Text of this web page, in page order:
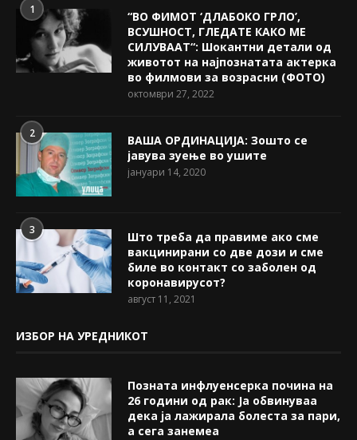
1
“ВО ФИМОТ ‘ДЛАБОКО ГРЛО’,
ВСУШНОСТ, ГЛЕДАТЕ КАКО МЕ
СИЛУВААТ“: Шокантни детали од
животот на најпознатата актерка
во филмови за возрасни (ФОТО)
октомври 27, 2022
2
ВАША ОРДИНАЦИЈА: Зошто се
јавува зуење во ушите
јануари 14, 2020
3
Што треба да правиме ако сме
вакцинирани со две дози и сме
биле во контакт со заболен од
коронавирусот?
август 11, 2021
ИЗБОР НА УРЕДНИКОТ
Позната инфлуенсерка почина на
26 години од рак: Ја обвинуваа
дека ја лажирала болеста за пари,
а сега занемеа